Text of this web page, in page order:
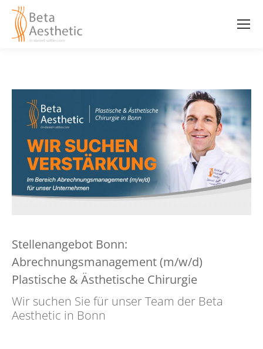
Stellenangebot Bonn:
Abrechnungsmanagement (m/w/d)
Plastische & Ästhetische Chirurgie
Wir suchen Sie für unser Team der Beta
Aesthetic in Bonn